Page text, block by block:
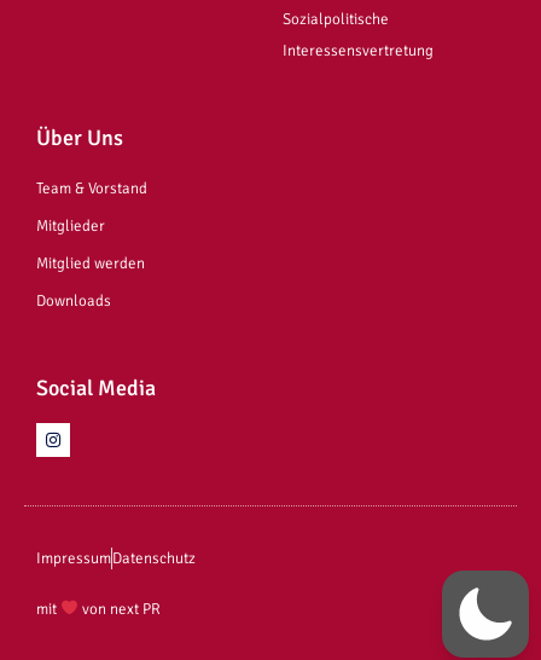
Sozialpolitische
Interessensvertretung
Über Uns
Team & Vorstand
Mitglieder
Mitglied werden
Downloads
Social Media
ImpressumDatenschutz
mit von next PR